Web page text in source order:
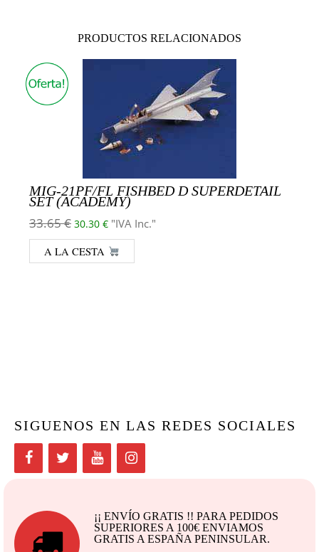
PRODUCTOS RELACIONADOS
MIG-21PF/FL FISHBED D SUPERDETAIL
SET (ACADEMY)
33.65€ El precio original era: 33.65 €.
30.30 €El precio actual es: 30.30 €.
"IVA Inc."
A LA CESTA
SIGUENOS EN LAS REDES SOCIALES
¡¡ ENVÍO GRATIS !! PARA PEDIDOS
SUPERIORES A 100€ ENVIAMOS
GRATIS A ESPAÑA PENINSULAR.